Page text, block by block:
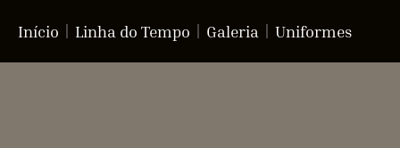
Início Linha do Tempo Galeria Uniformes